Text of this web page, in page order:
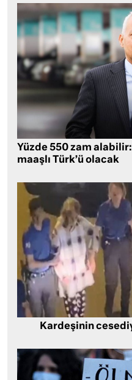
Yüzde 550 zam
maaşlı Türk’ü olacak
Kardeşinin